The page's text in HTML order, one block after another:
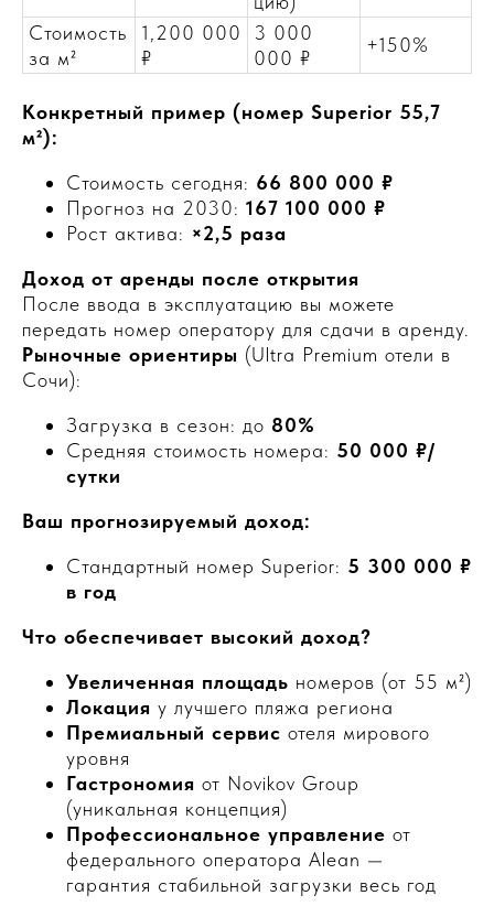
Стоимость
за м²
1,200 000
₽
3 000
000 ₽
+150%
Конкретный пример (номер Superior 55,7
м²):
Стоимость сегодня: 66 800 000 ₽
Прогноз на 2030: 167 100 000 ₽
Рост актива: ×2,5 раза
Доход от аренды после открытия
После ввода в эксплуатацию вы можете
передать номер оператору для сдачи в аренду.
Рыночные ориентиры (Ultra Premium отели в
Сочи):
Загрузка в сезон: до 80%
Средняя стоимость номера: 50 000 ₽/
сутки
Ваш прогнозируемый доход:
Стандартный номер Superior: 5 300 000 ₽
в год
Что обеспечивает высокий доход?
Увеличенная площадь номеров (от 55 м²)
Локация у лучшего пляжа региона
Премиальный сервис отеля мирового
уровня
Гастрономия от Novikov Group
(уникальная концепция)
Профессиональное управление от
федерального оператора Alean —
гарантия стабильной загрузки весь год